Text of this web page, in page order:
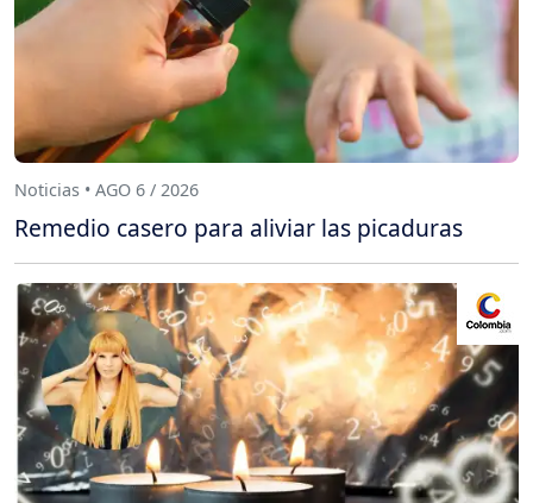
Noticias • AGO 6 / 2026
Remedio casero para aliviar las picaduras